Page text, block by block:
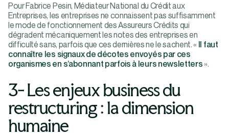
Pour Fabrice Pesin, Médiateur National du Crédit aux
Entreprises, les entreprises ne connaissent pas suffisamment
le mode de fonctionnement des Assureurs Crédits qui
dégradent mécaniquement les notes des entreprises en
difficulté sans, parfois que ces dernières ne le sachent. « Il faut
connaître les signaux de décotes envoyés par ces
organismes en s’abonnant parfois à leurs newsletters ».
3- Les enjeux business du
restructuring : la dimension
humaine